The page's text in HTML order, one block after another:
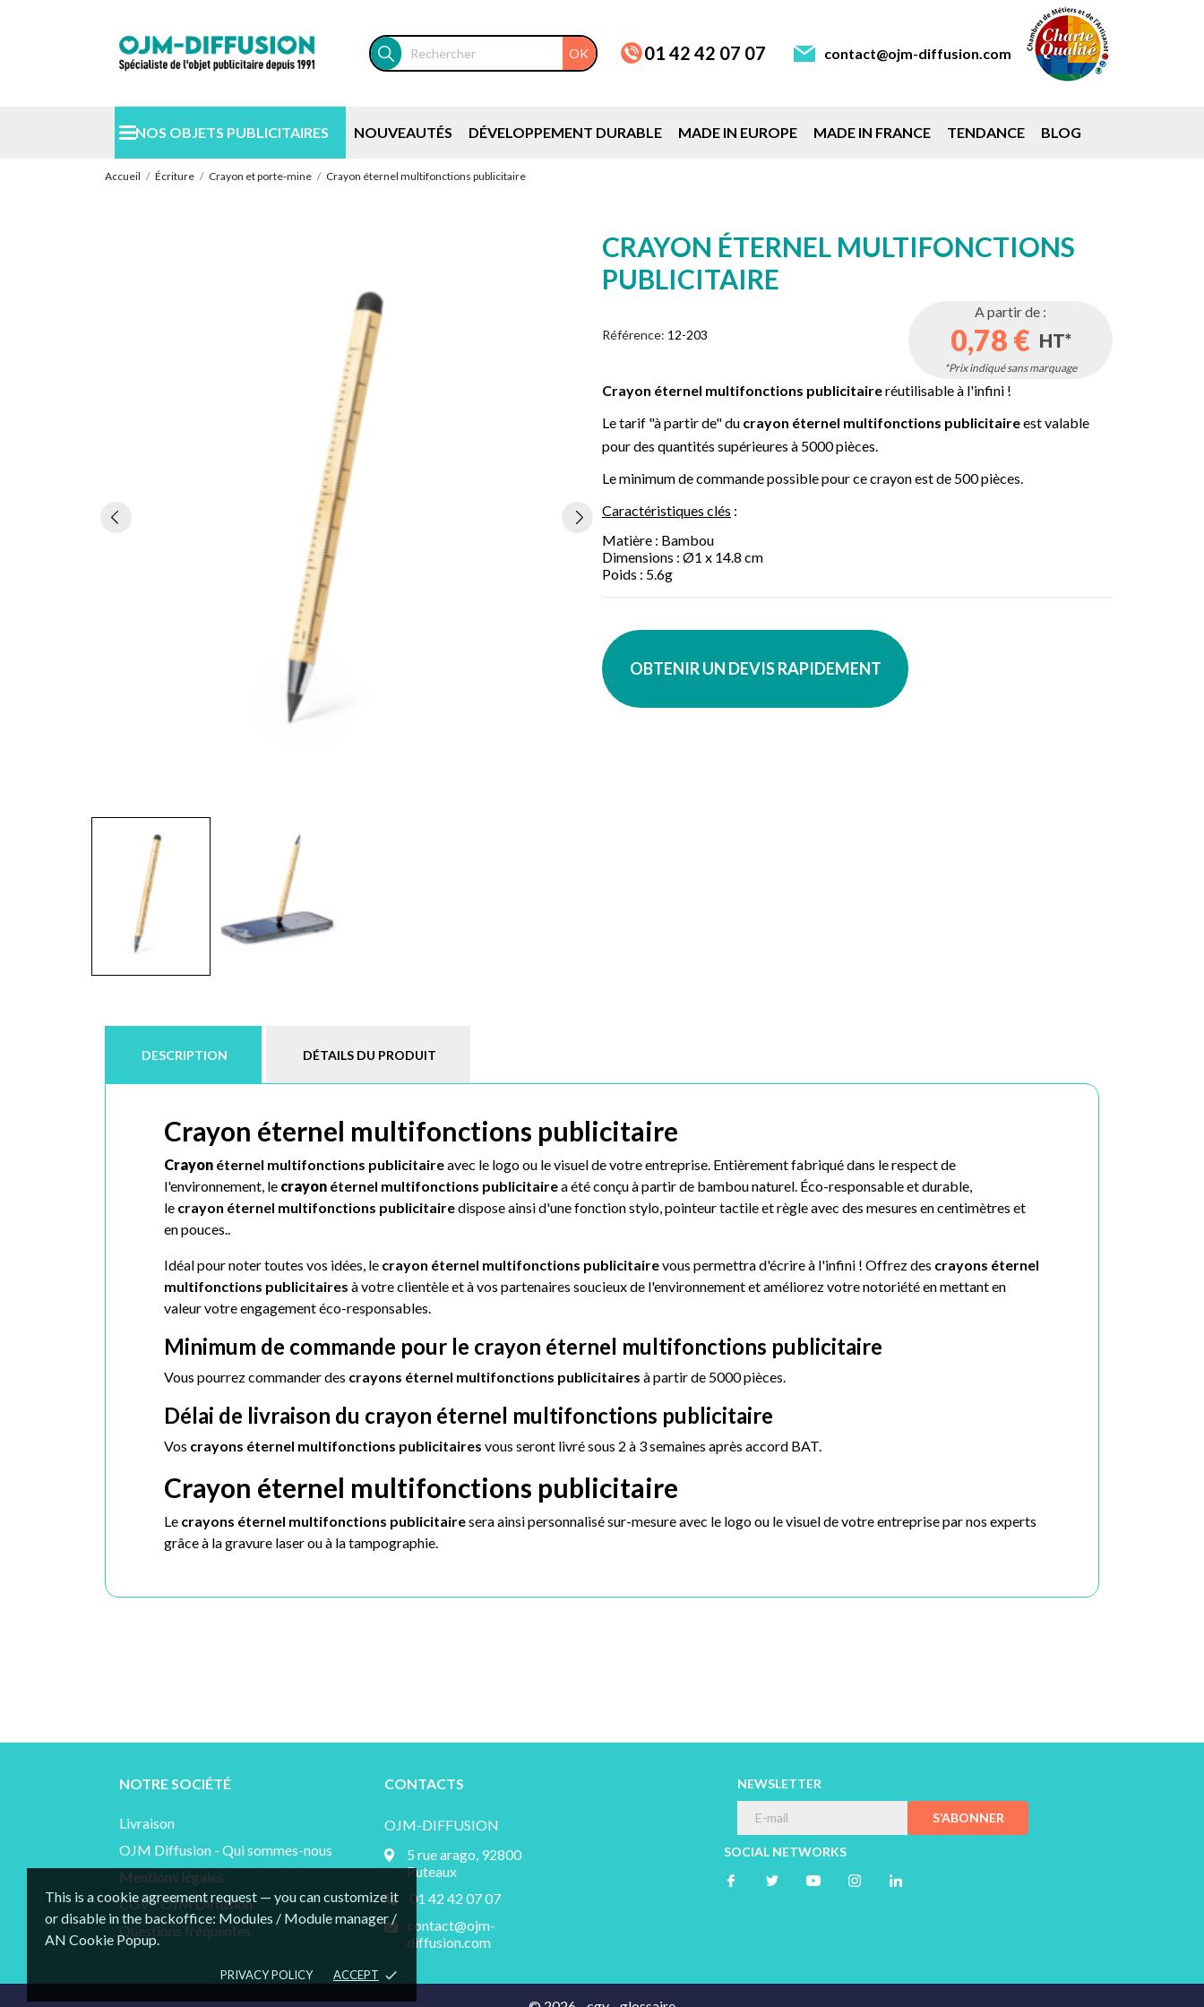
This is a cookie agreement request — you can customize it
or disable in the backoffice: Modules / Module manager /
AN Cookie Popup.
PRIVACY POLICY ACCEPT done
OK 01 42 42 07 07 contact@ojm-diffusion.com
NOS OBJETS PUBLICITAIRES NOUVEAUTÉS DÉVELOPPEMENT DURABLE MADE IN EUROPE MADE IN FRANCE TENDANCE BLOG
Accueil Écriture Crayon et porte-mine Crayon éternel multifonctions publicitaire
CRAYON ÉTERNEL MULTIFONCTIONS
PUBLICITAIRE
Référence: 12-203
A partir de :
0,78 € HT*
*Prix indiqué sans marquage
Crayon éternel multifonctions publicitaireréutilisable à l'infini !
Le tarif "à partir de" du crayon éternel multifonctions publicitaireest valable
pour des quantités supérieures à 5000 pièces.
Le minimum de commande possible pour ce crayon est de 500 pièces.
Caractéristiques clés :
Matière : Bambou
Dimensions : Ø1 x 14.8 cm
Poids : 5.6g
OBTENIR UN DEVIS RAPIDEMENT
DESCRIPTION DÉTAILS DU PRODUIT
Crayon éternel multifonctions publicitaire
Crayon éternel multifonctions publicitaireavec le logo ou le visuel de votre entreprise. Entièrement fabriqué dans le respect de
l'environnement, le crayon éternel multifonctions publicitairea été conçu à partir de bambou naturel. Éco-responsable et durable,
le crayon éternel multifonctions publicitairedispose ainsi d'une fonction stylo, pointeur tactile et règle avec des mesures en centimètres et
en pouces..
Idéal pour noter toutes vos idées, le crayon éternel multifonctions publicitairevous permettra d'écrire à l'infini ! Offrez des crayons éternel
multifonctions publicitaires à votre clientèle et à vos partenaires soucieux de l'environnement et améliorez votre notoriété en mettant en
valeur votre engagement éco-responsables.
Minimum de commande pour le crayon éternel multifonctions publicitaire
Vous pourrez commander des crayons éternel multifonctions publicitaires à partir de 5000 pièces.
Délai de livraison du crayon éternel multifonctions publicitaire
Vos crayons éternel multifonctions publicitaires vous seront livré sous 2 à 3 semaines après accord BAT.
Crayon éternel multifonctions publicitaire
Le crayons éternel multifonctions publicitairesera ainsi personnalisé sur-mesure avec le logo ou le visuel de votre entreprise par nos experts
grâce à la gravure laser ou à la tampographie.
NOTRE SOCIÉTÉ
Livraison
OJM Diffusion - Qui sommes-nous
Mentions légales
CGV - OJM Diffusion
Questions fréquentes
CONTACTS
OJM-DIFFUSION
5 rue arago, 92800
Puteaux
01 42 42 07 07
contact@ojm-
diffusion.com
NEWSLETTER
S’ABONNER
SOCIAL NETWORKS